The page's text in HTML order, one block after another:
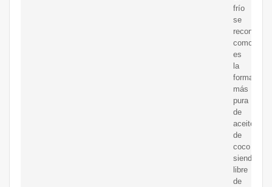
frío
se
reconoce
como
es
la
forma
más
pura
de
aceite
de
coco
siendo
libre
de